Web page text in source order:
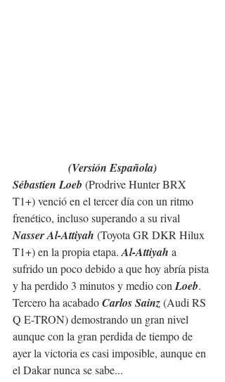
(Versión Española)
Sébastien Loeb (Prodrive Hunter BRX
T1+) venció en el tercer día con un ritmo
frenético, incluso superando a su rival
Nasser Al-Attiyah (Toyota GR DKR Hilux
T1+) en la propia etapa. Al-Attiyah a
sufrido un poco debido a que hoy abría pista
y ha perdido 3 minutos y medio con Loeb.
Tercero ha acabado Carlos Sainz (Audi RS
Q E-TRON) demostrando un gran nivel
aunque con la gran perdida de tiempo de
ayer la victoria es casi imposible, aunque en
el Dakar nunca se sabe...